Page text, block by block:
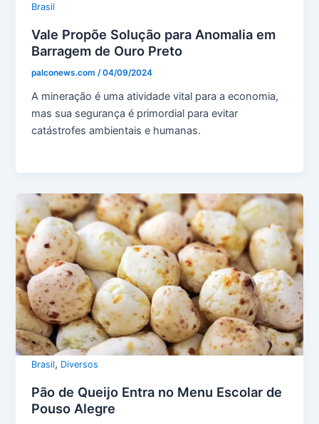
Brasil
Vale Propõe Solução para Anomalia em
Barragem de Ouro Preto
palconews.com /04/09/2024
A mineração é uma atividade vital para a economia,
mas sua segurança é primordial para evitar
catástrofes ambientais e humanas.
Brasil, Diversos
Pão de Queijo Entra no Menu Escolar de
Pouso Alegre